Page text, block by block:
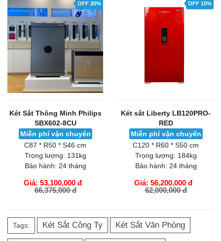
OFF 20%
Két Sắt Thông Minh Philips
SBX602-8CU
Miễn phí vận chuyển
C87 * R50 * S46 cm
Trọng lượng: 131kg
Bảo hành: 24 tháng
Giá: 53,100,000 đ
66,375,000 đ
GIỎ HÀNG
OFF 10%
Két sắt Liberty LB120PRO-
RED
Miễn phí vận chuyển
C120 * R60 * S50 cm
Trọng lượng: 184kg
Bảo hành: 24 tháng
Giá: 56,200,000 đ
62,000,000 đ
GIỎ HÀNG
Tags: Két Sắt Công Ty Két Sắt Văn Phòng